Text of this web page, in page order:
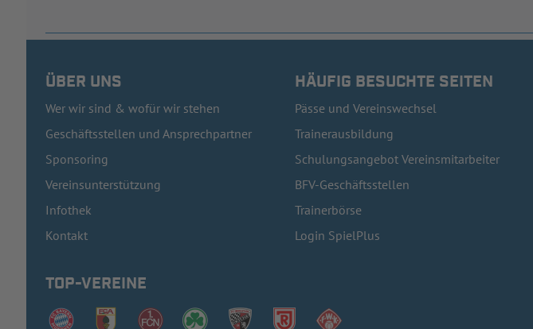
ÜBER UNS
Wer wir sind & wofür wir stehen
Geschäftsstellen und Ansprechpartner
Sponsoring
Vereinsunterstützung
Infothek
Kontakt
HÄUFIG BESUCHTE SEITEN
Pässe und Vereinswechsel
Trainerausbildung
Schulungsangebot Vereinsmitarbeiter
BFV-Geschäftsstellen
Trainerbörse
Login SpielPlus
TOP-VEREINE